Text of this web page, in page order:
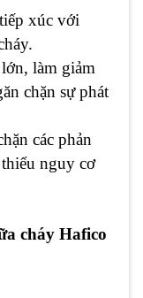
xúc với
làm giảm
chặn sự phát
các phản
nguy cơ
cháy Hafico